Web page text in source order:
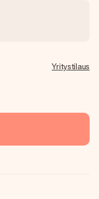
Yritystilaus